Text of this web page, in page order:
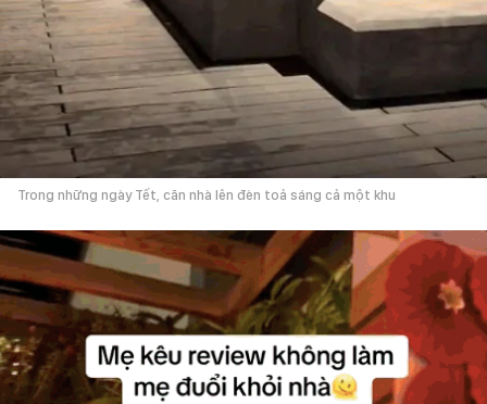
Trong những ngày Tết, căn nhà lên đèn toả sáng cả một khu